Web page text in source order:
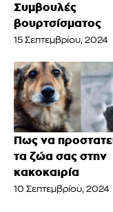
Συμβουλές
βουρτσίσματος
15 Σεπτεμβρίου, 2024
Πως να
τα ζώα σας στην
κακοκαιρία
10 Σεπτεμβρίου, 2024